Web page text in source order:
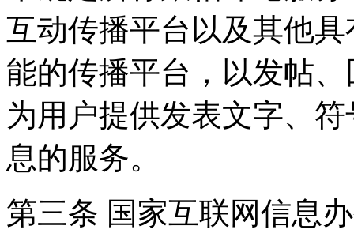
互动传播平台以及其他
能的传播平台，以发帖
为用户提供发表文字、
息的服务。
第三条 国家互联网信息